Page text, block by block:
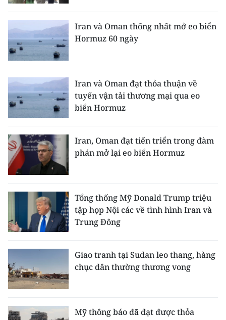
Media Giáo dục
Media Y tế
Media Khoa học - Công nghệ
Media Môi trường
Ảnh
Infographic
TIN MỚI
TIN ĐỊA PHƯƠNG
Trung du và miền núi phía Bắc
Bắc Trung Bộ
Duyên hải Nam Trung Bộ và Tây
Iran và Oman thống nhất mở eo biển
Hormuz 60 ngày
Iran và Oman đạt thỏa thuận về
tuyến vận tải thương mại qua eo
biển Hormuz
Iran, Oman đạt tiến triển trong đàm
phán mở lại eo biển Hormuz
Tổng thống Mỹ Donald Trump triệu
tập họp Nội các về tình hình Iran và
Trung Đông
Giao tranh tại Sudan leo thang, hàng
chục dân thường thương vong
Mỹ thông báo đã đạt được thỏa